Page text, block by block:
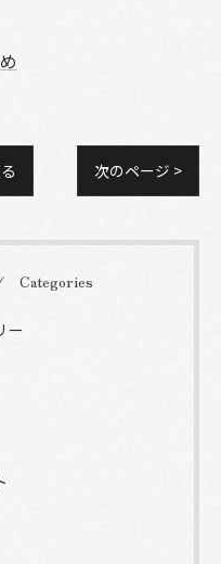
次のページ >
Categories
ー